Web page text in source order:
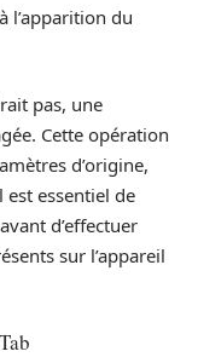
l’apparition du
pas, une
Cette opération
d’origine,
essentiel de
d’effectuer
sur l’appareil